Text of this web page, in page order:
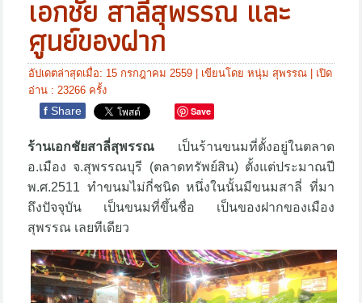
เอกชัย สาลี่สุพรรณ และ
ศูนย์ของฝาก
อัปเดตล่าสุดเมื่อ: 15 กรกฎาคม 2559 | เขียนโดย หนุ่ม สุพรรณ | เปิด
อ่าน : 23266 ครั้ง
f Share Save
ร้านเอกชัยสาลี่สุพรรณ เป็นร้านขนมที่ตั้งอยู่ในตลาด
อ.เมือง จ.สุพรรณบุรี (ตลาดทรัพย์สิน) ตั้งแต่ประมาณปี
พ.ศ.2511 ทำขนมไม่กี่ชนิด หนึ่งในนั้นมีขนมสาลี่ ที่มา
ถึงปัจจุบัน เป็นขนมที่ขึ้นชื่อ เป็นของฝากของเมือง
สุพรรณ เลยทีเดียว